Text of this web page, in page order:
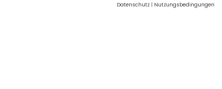
Datenschutz | Nutzungsbedingungen